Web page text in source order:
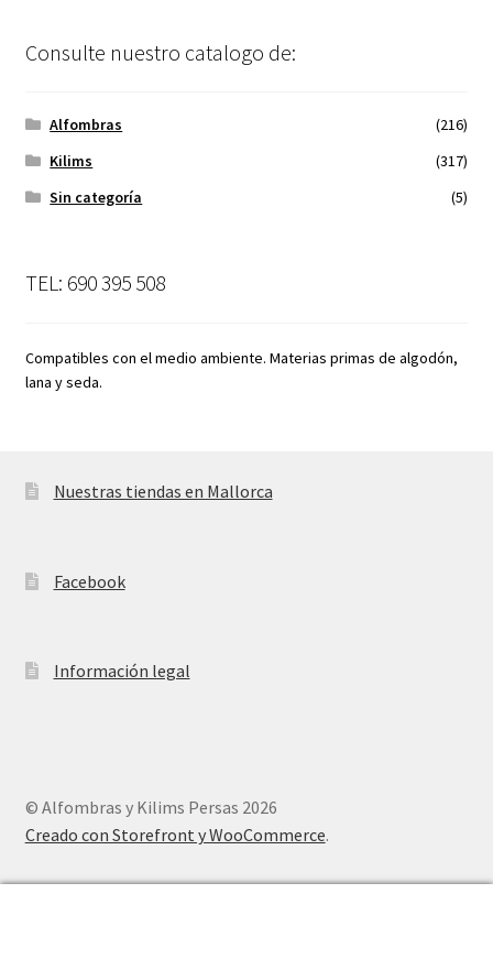
Consulte nuestro catalogo de:
Alfombras
(216)
Kilims
(317)
Sin categoría
(5)
TEL: 690 395 508
Compatibles con el medio ambiente. Materias primas de algodón,
lana y seda.
Nuestras tiendas en Mallorca
Facebook
Información legal
© Alfombras y Kilims Persas 2026
Creado con Storefront y WooCommerce.